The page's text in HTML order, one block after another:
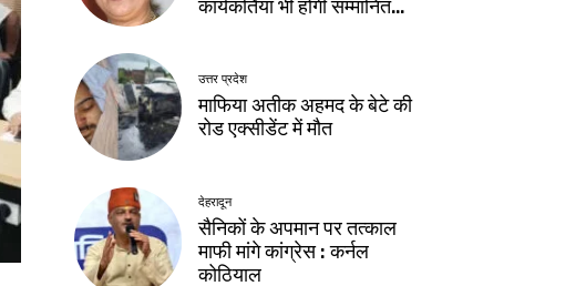
कार्यकर्तियां भी होंगी सम्मानित…
उत्तर प्रदेश
माफिया अतीक अहमद के बेटे की
रोड एक्सीडेंट में मौत
देहरादून
सैनिकों के अपमान पर तत्काल
माफी मांगे कांग्रेस : कर्नल
कोठियाल